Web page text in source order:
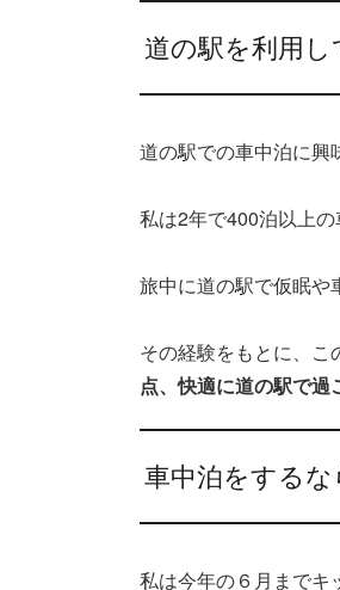
道の駅を利用し
道の駅での車中泊に興
私は2年で400泊以上の
旅中に道の駅で仮眠や
その経験をもとに、こ
点、快適に道の駅で過
車中泊をする
私は今年の６月までキ